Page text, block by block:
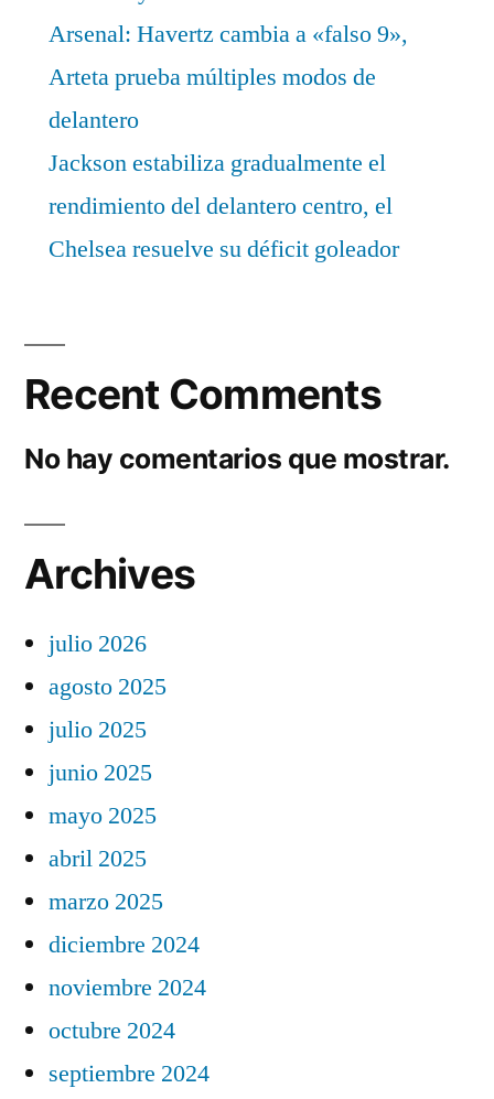
Arsenal: Havertz cambia a «falso 9»,
Arteta prueba múltiples modos de
delantero
Jackson estabiliza gradualmente el
rendimiento del delantero centro, el
Chelsea resuelve su déficit goleador
Recent Comments
No hay comentarios que mostrar.
Archives
julio 2026
agosto 2025
julio 2025
junio 2025
mayo 2025
abril 2025
marzo 2025
diciembre 2024
noviembre 2024
octubre 2024
septiembre 2024